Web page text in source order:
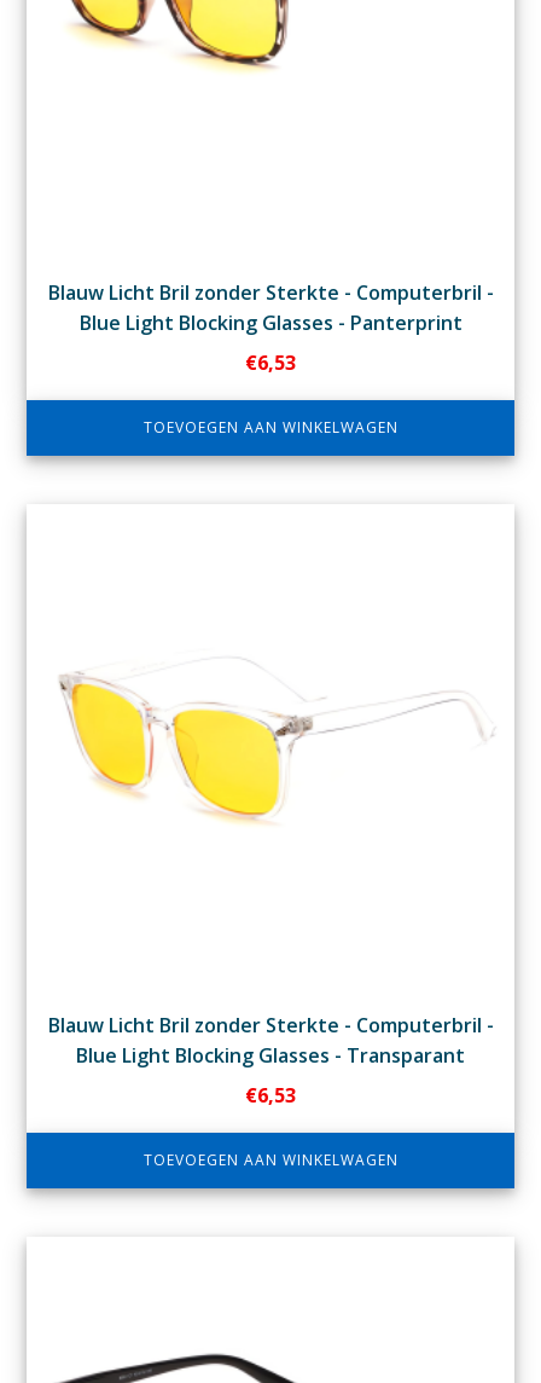
Blauw Licht Bril zonder Sterkte - Computerbril -
Blue Light Blocking Glasses - Panterprint
€6,53
TOEVOEGEN AAN WINKELWAGEN
Blauw Licht Bril zonder Sterkte - Computerbril -
Blue Light Blocking Glasses - Transparant
€6,53
TOEVOEGEN AAN WINKELWAGEN